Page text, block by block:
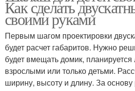
Как сделать
своими руками
Первым шагом проектировки
будет расчет габаритов. Нужно
будет вмещать домик, планируется
взрослыми или только детьми.
ширину, высоту и длину. За